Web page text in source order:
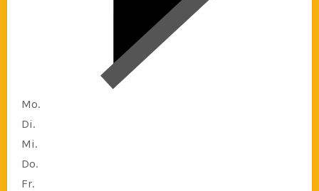
Mo.
Di.
Mi.
Do.
Fr.